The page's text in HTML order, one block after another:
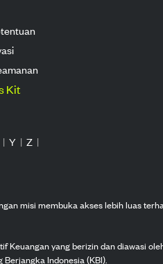
Kit
| Y | Z |
misi membuka akses lebih luas
Keuangan yang berizin dan diawasi
Indonesia (KBI).